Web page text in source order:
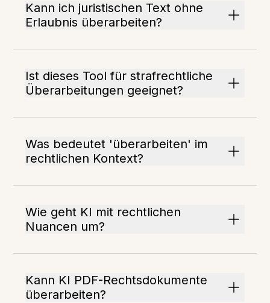
Kann ich juristischen Text ohne
Erlaubnis überarbeiten?
Ist dieses Tool für strafrechtliche
Überarbeitungen geeignet?
Was bedeutet 'überarbeiten' im
rechtlichen Kontext?
Wie geht KI mit rechtlichen
Nuancen um?
Kann KI PDF-Rechtsdokumente
überarbeiten?